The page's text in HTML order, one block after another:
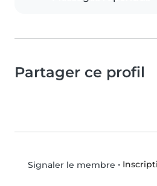
Partager ce profil
Signaler le membre •